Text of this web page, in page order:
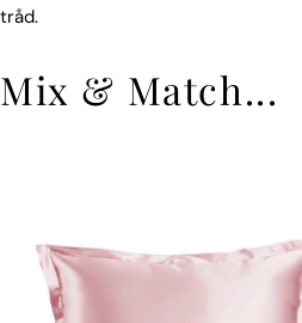
tråd.
Mix & Match...